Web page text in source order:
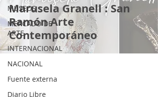
MUSEOS
MERCADO DE
ARTE
INTERNACIONAL
NACIONAL
Fuente externa
Diario Libre
Marusela Granell : San
Ramón Arte
Contemporáneo